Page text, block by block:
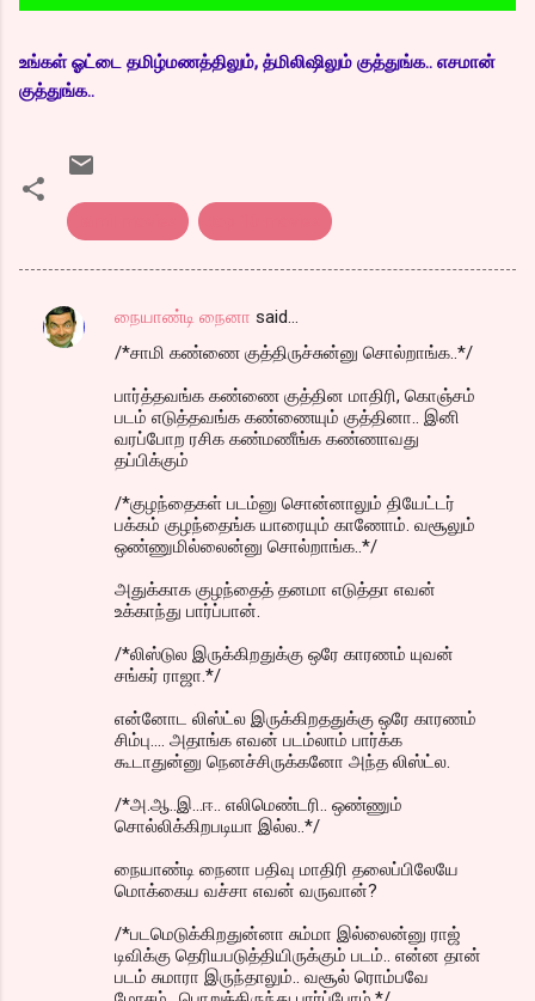
உங்கள் ஓட்டை தமிழ்மணத்திலும், த்மிலிஷிலும் குத்துங்க.. எசமான்
குத்துங்க..
C
நையாண்டி நைனா said…
/*சாமி கண்ணை குத்திருச்சுன்னு சொல்றாங்க..*/
பார்த்தவங்க கண்ணை குத்தின மாதிரி, கொஞ்சம்
படம் எடுத்தவங்க கண்ணையும் குத்தினா.. இனி
வரப்போற ரசிக கண்மணீங்க கண்ணாவது
தப்பிக்கும்
/*குழந்தைகள் படம்னு சொன்னாலும் தியேட்டர்
பக்கம் குழந்தைங்க யாரையும் காணோம். வசூலும்
ஒண்ணுமில்லைன்னு சொல்றாங்க..*/
அதுக்காக குழந்தைத் தனமா எடுத்தா எவன்
உக்காந்து பார்ப்பான்.
/*லிஸ்டுல இருக்கிறதுக்கு ஒரே காரணம் யுவன்
சங்கர் ராஜா.*/
என்னோட லிஸ்ட்ல இருக்கிறததுக்கு ஒரே காரணம்
சிம்பு.... அதாங்க எவன் படம்லாம் பார்க்க
கூடாதுன்னு நெனச்சிருக்கனோ அந்த லிஸ்ட்ல.
/*அ.ஆ..இ...ஈ.. எலிமெண்டரி.. ஒண்ணும்
சொல்லிக்கிறபடியா இல்ல..*/
நையாண்டி நைனா பதிவு மாதிரி தலைப்பிலேயே
மொக்கைய வச்சா எவன் வருவான்?
/*படமெடுக்கிறதுன்னா சும்மா இல்லைன்னு ராஜ்
டிவிக்கு தெரியபடுத்தியிருக்கும் படம்.. என்ன தான்
படம் சுமாரா இருந்தாலும்.. வசூல் ரொம்பவே